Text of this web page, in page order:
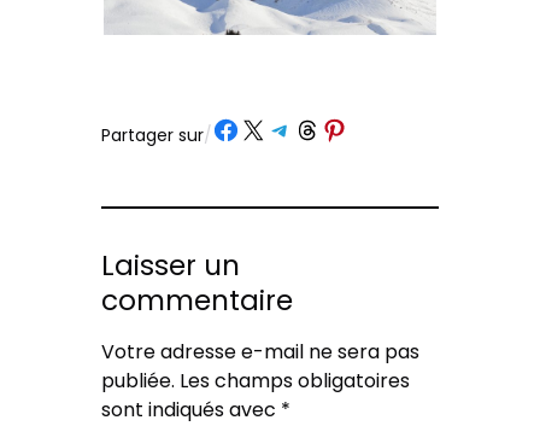
Partager sur/ Partager sur Facebook
Partager sur X Partager sur Telegram
Partager sur Threads
Partager sur Pinterest
Laisser un
commentaire
Votre adresse e-mail ne sera pas
publiée. Les champs obligatoires
sont indiqués avec *